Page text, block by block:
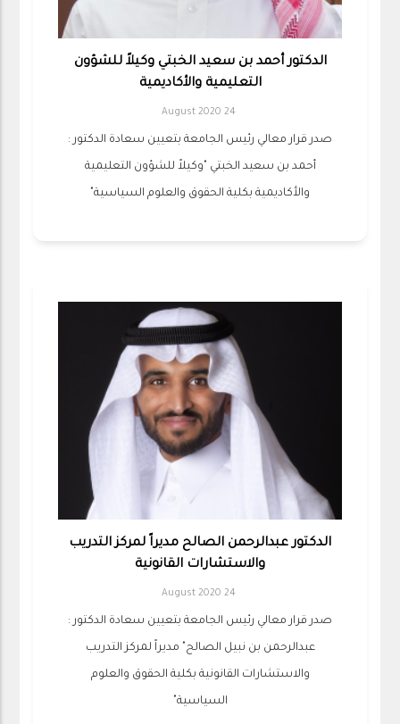
الدكتور أحمد بن سعيد الخبتي وكيلاً للشؤون
التعليمية والأكاديمية
24 August 2020
صدر قرار معالي رئيس الجامعة بتعيين سعادة الدكتور :
أحمد بن سعيد الخبتي "وكيلاً للشؤون التعليمية
والأكاديمية بكلية الحقوق والعلوم السياسية"
الدكتور عبدالرحمن الصالح مديراً لمركز التدريب
والاستشارات القانونية
24 August 2020
صدر قرار معالي رئيس الجامعة بتعيين سعادة الدكتور :
عبدالرحمن بن نبيل الصالح" مديراً لمركز التدريب
والاستشارات القانونية بكلية الحقوق والعلوم
السياسية"